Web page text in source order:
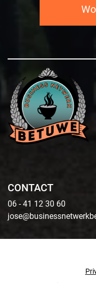
CONTACT
06 - 41 12 30 60